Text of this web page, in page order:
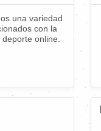
una variedad
con la
online.